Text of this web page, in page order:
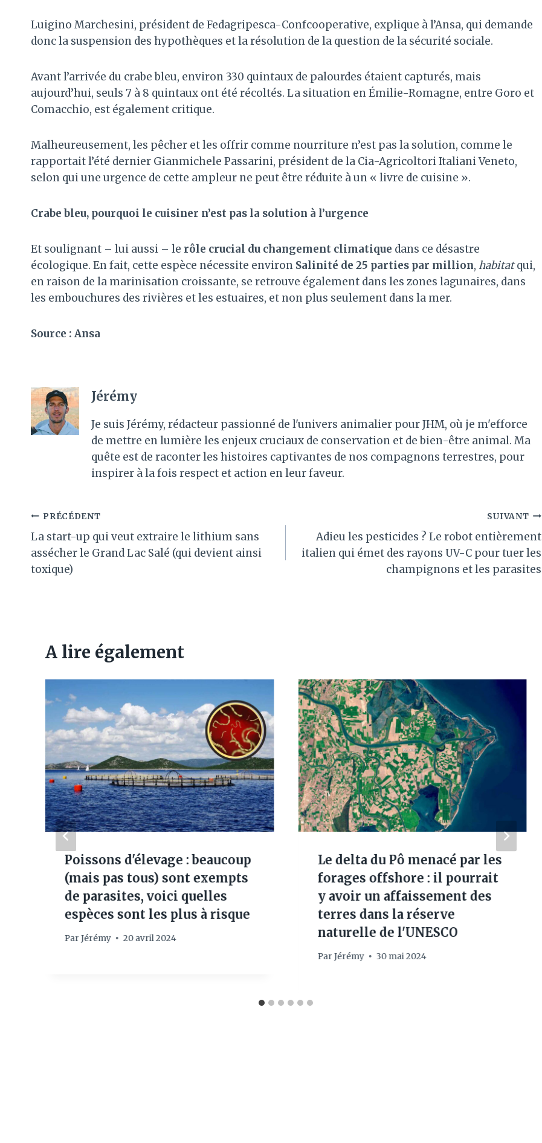
Luigino Marchesini, président de Fedagripesca-Confcooperative, explique à l’Ansa, qui demande
donc la suspension des hypothèques et la résolution de la question de la sécurité sociale.
Avant l’arrivée du crabe bleu, environ 330 quintaux de palourdes étaient capturés, mais
aujourd’hui, seuls 7 à 8 quintaux ont été récoltés. La situation en Émilie-Romagne, entre Goro et
Comacchio, est également critique.
Malheureusement, les pêcher et les offrir comme nourriture n’est pas la solution, comme le
rapportait l’été dernier Gianmichele Passarini, président de la Cia-Agricoltori Italiani Veneto,
selon qui une urgence de cette ampleur ne peut être réduite à un « livre de cuisine ».
Crabe bleu, pourquoi le cuisiner n’est pas la solution à l’urgence
Et soulignant – lui aussi – le rôle crucial du changement climatique dans ce désastre
écologique. En fait, cette espèce nécessite environ Salinité de 25 parties par million, habitatqui,
en raison de la marinisation croissante, se retrouve également dans les zones lagunaires, dans
les embouchures des rivières et les estuaires, et non plus seulement dans la mer.
Source : Ansa
Jérémy
Je suis Jérémy, rédacteur passionné de l'univers animalier pour JHM, où je m'efforce
de mettre en lumière les enjeux cruciaux de conservation et de bien-être animal. Ma
quête est de raconter les histoires captivantes de nos compagnons terrestres, pour
inspirer à la fois respect et action en leur faveur.
Navigation
de
l’article
PRÉCÉDENT
La start-up qui veut extraire le lithium sans
assécher le Grand Lac Salé (qui devient ainsi
toxique)
SUIVANT
Adieu les pesticides ? Le robot entièrement
italien qui émet des rayons UV-C pour tuer les
champignons et les parasites
A lire également
Poissons d'élevage : beaucoup
(mais pas tous) sont exempts
de parasites, voici quelles
espèces sont les plus à risque
Par Jérémy 20 avril 2024
Le delta du Pô menacé par les
forages offshore : il pourrait
y avoir un affaissement des
terres dans la réserve
naturelle de l'UNESCO
Par Jérémy 30 mai 2024